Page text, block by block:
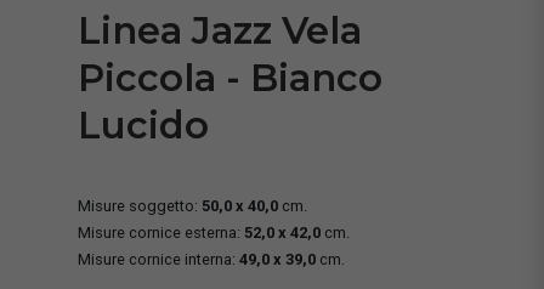
Linea Jazz Vela
Piccola - Bianco
Lucido
Misure soggetto: 50,0 x 40,0 cm.
Misure cornice esterna: 52,0 x 42,0 cm.
Misure cornice interna: 49,0 x 39,0 cm.